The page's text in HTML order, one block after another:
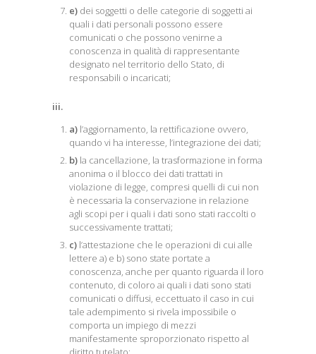
e) dei soggetti o delle categorie di soggetti ai
quali i dati personali possono essere
comunicati o che possono venirne a
conoscenza in qualità di rappresentante
designato nel territorio dello Stato, di
responsabili o incaricati;
iii.
a) l’aggiornamento, la rettificazione ovvero,
quando vi ha interesse, l’integrazione dei dati;
b) la cancellazione, la trasformazione in forma
anonima o il blocco dei dati trattati in
violazione di legge, compresi quelli di cui non
è necessaria la conservazione in relazione
agli scopi per i quali i dati sono stati raccolti o
successivamente trattati;
c) l’attestazione che le operazioni di cui alle
lettere a) e b) sono state portate a
conoscenza, anche per quanto riguarda il loro
contenuto, di coloro ai quali i dati sono stati
comunicati o diffusi, eccettuato il caso in cui
tale adempimento si rivela impossibile o
comporta un impiego di mezzi
manifestamente sproporzionato rispetto al